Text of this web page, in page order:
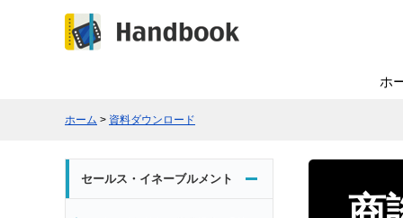
ホ
ホーム > 資料ダウンロード
セールス・イネーブルメント